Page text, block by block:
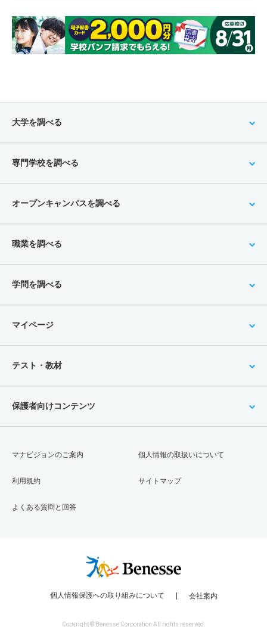
大学を調べる
専門学校を調べる
オープンキャンパスを調べる
職業を調べる
学問を調べる
マイページ
テスト・教材
保護者向けコンテンツ
マナビジョンのご案内
利用規約
よくある質問と回答
個人情報の取扱いについて
サイトマップ
個人情報保護への取り組みについて 会社案内
Copyright © Benesse Corporation All rights reserved.